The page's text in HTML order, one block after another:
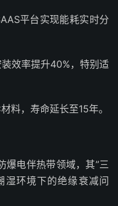
平台实现能耗实时分
效率提升40%，特别适
料，寿命延长至15年。
爆电伴热带领域，其”三
湿环境下的绝缘衰减问